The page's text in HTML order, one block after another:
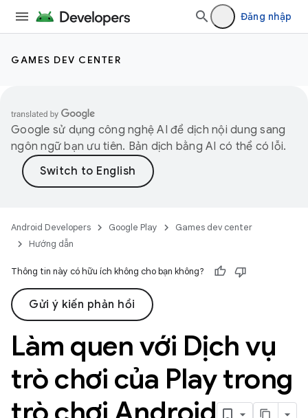
Đăng nhập
GAMES DEV CENTER
Google sử dụng công nghệ AI để dịch nội dung sang
ngôn ngữ bạn ưu tiên. Bản dịch bằng AI có thể có lỗi.
Android Developers Google Play
Games dev center
Hướng dẫn
Thông tin này có hữu ích không cho bạn không?
Gửi ý kiến phản hồi
Làm quen với Dịch vụ
trò chơi của Play trong